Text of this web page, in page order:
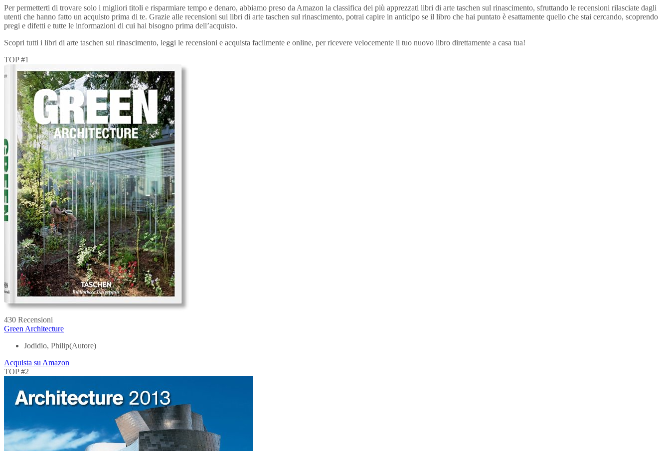
Per permetterti di trovare solo i migliori titoli e risparmiare tempo e denaro, abbiamo preso da Amazon la classifica dei più apprezzati libri di arte taschen sul rinascimento, sfruttando le recensioni rilasciate dagli
utenti che hanno fatto un acquisto prima di te. Grazie alle recensioni sui libri di arte taschen sul rinascimento, potrai capire in anticipo se il libro che hai puntato è esattamente quello che stai cercando, scoprendo
pregi e difetti e tutte le informazioni di cui hai bisogno prima dell’acquisto.
Scopri tutti i libri di arte taschen sul rinascimento, leggi le recensioni e acquista facilmente e online, per ricevere velocemente il tuo nuovo libro direttamente a casa tua!
TOP #1
430 Recensioni
Green Architecture
Jodidio, Philip(Autore)
Acquista su Amazon
TOP #2